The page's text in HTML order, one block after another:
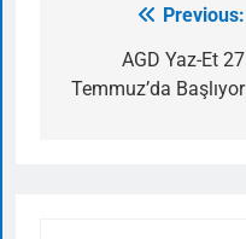
gezinmesi
Previous:
AGD Yaz-Et 27
Temmuz’da Başlıyor